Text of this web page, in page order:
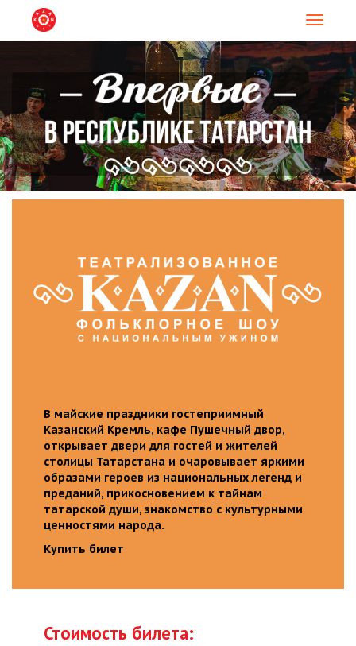
В майские праздники гостеприимный
Казанский Кремль, кафе Пушечный двор,
открывает двери для гостей и жителей
столицы Татарстана и очаровывает яркими
образами героев из национальных легенд и
преданий, прикосновением к тайнам
татарской души, знакомство с культурными
ценностями народа.
Купить билет
Стоимость билета: